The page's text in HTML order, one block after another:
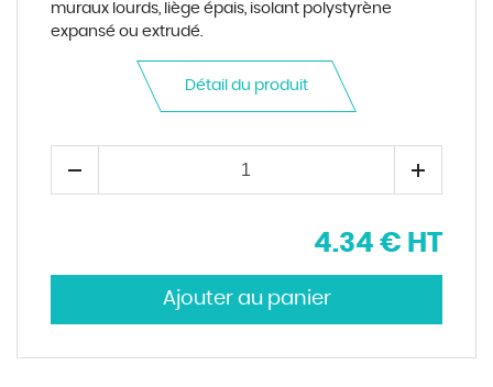
muraux lourds, liège épais, isolant polystyrène
expansé ou extrudé.
Détail du produit
4.34 € HT